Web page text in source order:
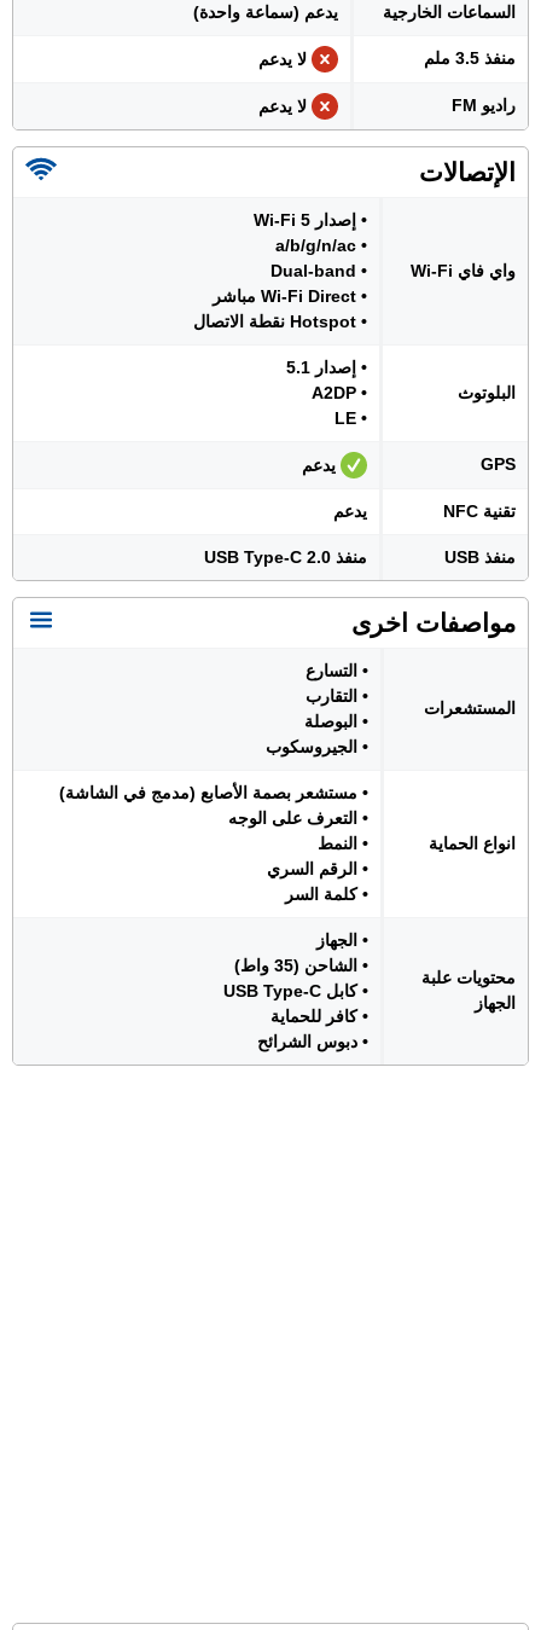
السماعات الخارجية يدعم (سماعة واحدة)
منفذ 3.5 ملم لا يدعم
راديو FM لا يدعم
الإتصالات
واي فاي Wi-Fi
• إصدار Wi-Fi 5
• a/b/g/n/ac
• Dual-band
• Wi-Fi Direct مباشر
• Hotspot نقطة الاتصال
البلوتوث
• إصدار 5.1
• A2DP
• LE
GPS يدعم
تقنية NFC يدعم
منفذ USB منفذ USB Type-C 2.0
مواصفات اخرى
المستشعرات
• التسارع
• التقارب
• البوصلة
• الجيروسكوب
انواع الحماية
• مستشعر بصمة الأصابع (مدمج في الشاشة)
• التعرف على الوجه
• النمط
• الرقم السري
• كلمة السر
محتويات علبة
الجهاز
• الجهاز
• الشاحن (35 واط)
• كابل USB Type-C
• كافر للحماية
• دبوس الشرائح